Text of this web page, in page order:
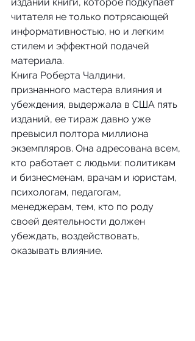
издании книги, которое подкупает
читателя не только потрясающей
информативностью, но и легким
стилем и эффектной подачей
материала.
Книга Роберта Чалдини,
признанного мастера влияния и
убеждения, выдержала в США пять
изданий, ее тираж давно уже
превысил полтора миллиона
экземпляров. Она адресована всем,
кто работает с людьми: политикам
и бизнесменам, врачам и юристам,
психологам, педагогам,
менеджерам, тем, кто по роду
своей деятельности должен
убеждать, воздействовать,
оказывать влияние.